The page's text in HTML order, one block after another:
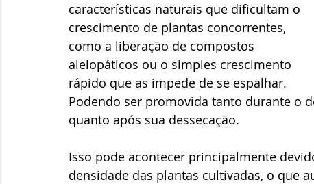
características naturais que dificultam o
crescimento de plantas concorrentes,
como a liberação de compostos
alelopáticos ou o simples crescimento
rápido que as impede de se espalhar.
Podendo ser promovida tanto durante o
quanto após sua dessecação.
Isso pode acontecer principalmente
densidade das plantas cultivadas, o que